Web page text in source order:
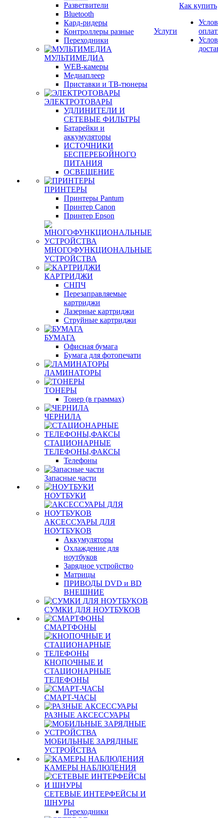
Разветвители
Bluetooth
Кард-ридеры
Контроллеры разные
Переходники
МУЛЬТИМЕДИА
WEB-камеры
Медиаплеер
Приставки и ТВ-тюнеры
ЭЛЕКТРОТОВАРЫ
УДЛИНИТЕЛИ И
СЕТЕВЫЕ ФИЛЬТРЫ
Батарейки и
аккумуляторы
ИСТОЧНИКИ
БЕСПЕРЕБОЙНОГО
ПИТАНИЯ
ОСВЕЩЕНИЕ
ПРИНТЕРЫ
Принтеры Pantum
Принтер Canon
Принтер Epson
МНОГОФУНКЦИОНАЛЬНЫЕ
УСТРОЙСТВА
КАРТРИДЖИ
СНПЧ
Перезаправляемые
картриджи
Лазерные картриджи
Струйные картриджи
БУМАГА
Офисная бумага
Бумага для фотопечати
ЛАМИНАТОРЫ
ТОНЕРЫ
Тонер (в граммах)
ЧЕРНИЛА
СТАЦИОНАРНЫЕ
ТЕЛЕФОНЫ,ФАКСЫ
Телефоны
Запасные части
НОУТБУКИ
АКСЕССУАРЫ ДЛЯ
НОУТБУКОВ
Аккумуляторы
Охлаждение для
ноутбуков
Зарядное устройство
Матрицы
ПРИВОДЫ DVD и BD
ВНЕШНИЕ
СУМКИ ДЛЯ НОУТБУКОВ
СМАРТФОНЫ
КНОПОЧНЫЕ И
СТАЦИОНАРНЫЕ
ТЕЛЕФОНЫ
СМАРТ-ЧАСЫ
РАЗНЫЕ АКСЕССУАРЫ
МОБИЛЬНЫЕ ЗАРЯДНЫЕ
УСТРОЙСТВА
КАМЕРЫ НАБЛЮДЕНИЯ
СЕТЕВЫЕ ИНТЕРФЕЙСЫ И
ШНУРЫ
Переходники
Услуги
Как купить